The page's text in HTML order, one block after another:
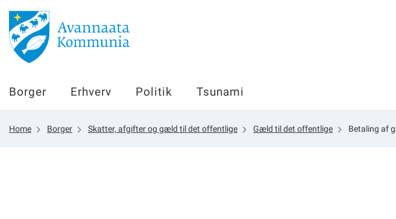
Borger
Erhverv
Politik
Borger Erhverv Politik Tsunami
Home Borger Skatter, afgifter og gæld til det offentlige Gæld til det offentlige Betaling af